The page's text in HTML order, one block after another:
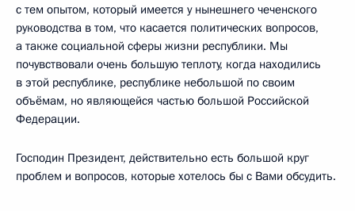
с тем опытом, который имеется у нынешнего чеченского
руководства в том, что касается политических вопросов,
а также социальной сферы жизни республики. Мы
почувствовали очень большую теплоту, когда находились
в этой республике, республике небольшой по своим
объёмам, но являющейся частью большой Российской
Федерации.
Господин Президент, действительно есть большой круг
проблем и вопросов, которые хотелось бы с Вами обсудить.